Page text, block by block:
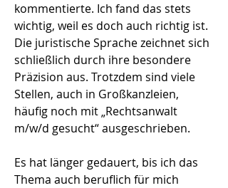
kommentierte. Ich fand das stets
wichtig, weil es doch auch richtig ist.
Die juristische Sprache zeichnet sich
schließlich durch ihre besondere
Präzision aus. Trotzdem sind viele
Stellen, auch in Großkanzleien,
häufig noch mit „Rechtsanwalt
m/w/d gesucht“ ausgeschrieben.
Es hat länger gedauert, bis ich das
Thema auch beruflich für mich